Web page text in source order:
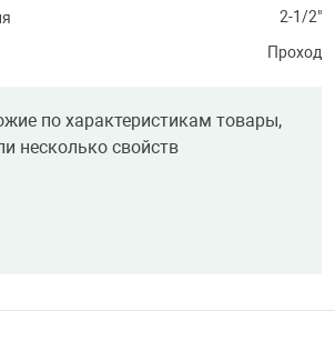
2-1/2"
Проход
по характеристикам товары,
несколько свойств